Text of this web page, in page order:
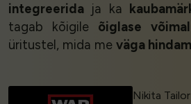
integreerida ja ka
tagab kõigile õiglase
üritustel, mida me väga
Nikita Tailor